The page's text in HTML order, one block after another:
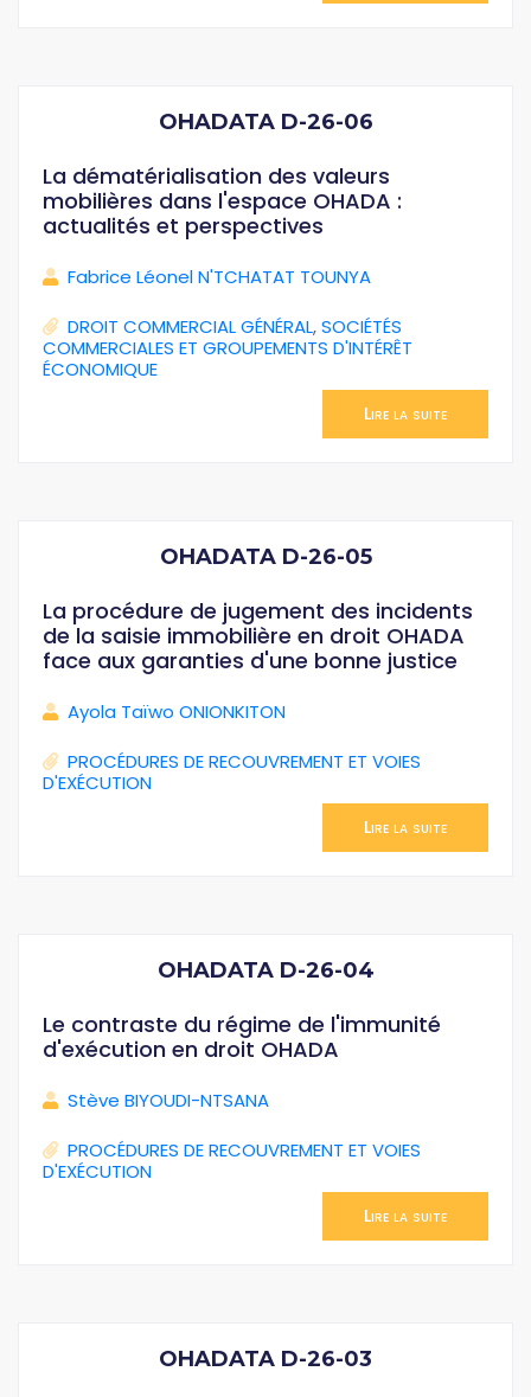
OHADATA D-26-06
La dématérialisation des valeurs
mobilières dans l'espace OHADA :
actualités et perspectives
Fabrice Léonel N'TCHATAT TOUNYA
DROIT COMMERCIAL GÉNÉRAL,SOCIÉTÉS
COMMERCIALES ET GROUPEMENTS D'INTÉRÊT
ÉCONOMIQUE
Lire la suite
OHADATA D-26-05
La procédure de jugement des incidents
de la saisie immobilière en droit OHADA
face aux garanties d'une bonne justice
Ayola Taïwo ONIONKITON
PROCÉDURES DE RECOUVREMENT ET VOIES
D'EXÉCUTION
Lire la suite
OHADATA D-26-04
Le contraste du régime de l'immunité
d'exécution en droit OHADA
Stève BIYOUDI-NTSANA
PROCÉDURES DE RECOUVREMENT ET VOIES
D'EXÉCUTION
Lire la suite
OHADATA D-26-03